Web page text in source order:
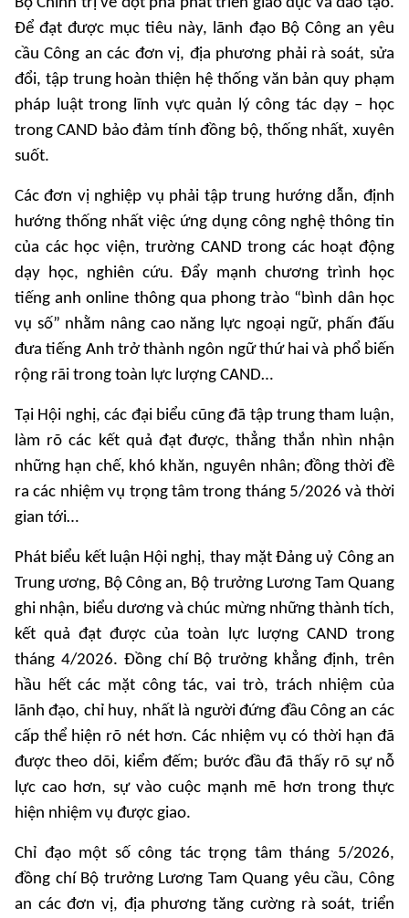
Để đạt được mục tiêu này, lãnh đạo Bộ Công an yêu
cầu Công an các đơn vị, địa phương phải rà soát, sửa
đổi, tập trung hoàn thiện hệ thống văn bản quy phạm
pháp luật trong lĩnh vực quản lý công tác dạy – học
trong CAND bảo đảm tính đồng bộ, thống nhất, xuyên
suốt.
Các đơn vị nghiệp vụ phải tập trung hướng dẫn, định
hướng thống nhất việc ứng dụng công nghệ thông tin
của các học viện, trường CAND trong các hoạt động
dạy học, nghiên cứu. Đẩy mạnh chương trình học
tiếng anh online thông qua phong trào “bình dân học
vụ số” nhằm nâng cao năng lực ngoại ngữ, phấn đấu
đưa tiếng Anh trở thành ngôn ngữ thứ hai và phổ biến
rộng rãi trong toàn lực lượng CAND…
Tại Hội nghị, các đại biểu cũng đã tập trung tham luận,
làm rõ các kết quả đạt được, thẳng thắn nhìn nhận
những hạn chế, khó khăn, nguyên nhân; đồng thời đề
ra các nhiệm vụ trọng tâm trong tháng 5/2026 và thời
gian tới…
Phát biểu kết luận Hội nghị, thay mặt Đảng uỷ Công an
Trung ương, Bộ Công an, Bộ trưởng Lương Tam Quang
ghi nhận, biểu dương và chúc mừng những thành tích,
kết quả đạt được của toàn lực lượng CAND trong
tháng 4/2026. Đồng chí Bộ trưởng khẳng định, trên
hầu hết các mặt công tác, vai trò, trách nhiệm của
lãnh đạo, chỉ huy, nhất là người đứng đầu Công an các
cấp thể hiện rõ nét hơn. Các nhiệm vụ có thời hạn đã
được theo dõi, kiểm đếm; bước đầu đã thấy rõ sự nỗ
lực cao hơn, sự vào cuộc mạnh mẽ hơn trong thực
hiện nhiệm vụ được giao.
Chỉ đạo một số công tác trọng tâm tháng 5/2026,
đồng chí Bộ trưởng Lương Tam Quang yêu cầu, Công
an các đơn vị, địa phương tăng cường rà soát, triển